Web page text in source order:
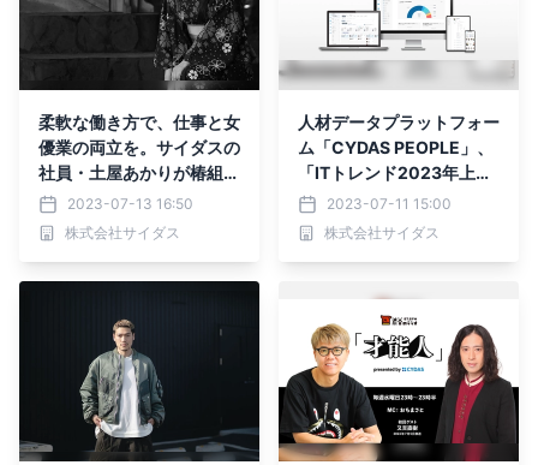
柔軟な働き方で、仕事と女
優業の両立を。サイダスの
社員・土屋あかりが椿組の
野外劇「丹下左膳’23」に
出演中
2023-07-13 16:50
株式会社サイダス
人材データプラットフォー
ム「CYDAS PEOPLE」、
「ITトレンド2023年上半
期ランキング」タレントマ
ネジメントシステム部門で
No.1に選出
2023-07-11 15:00
株式会社サイダス